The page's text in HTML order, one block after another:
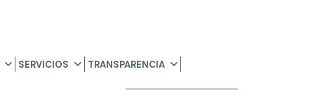
SERVICIOS
TRANSPARENCIA